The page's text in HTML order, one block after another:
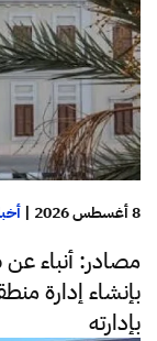
8 أغسطس 2026 |
مصادر: أنباء
بإنشاء إدارة
بإدارته